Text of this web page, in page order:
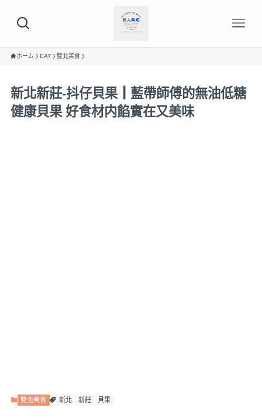
ホーム EAT 雙北美食
新北新莊-抖仔貝果┃藍帶師傅的無油低糖
健康貝果 好食材内餡實在又美味
雙北美食 新北 新莊 貝果